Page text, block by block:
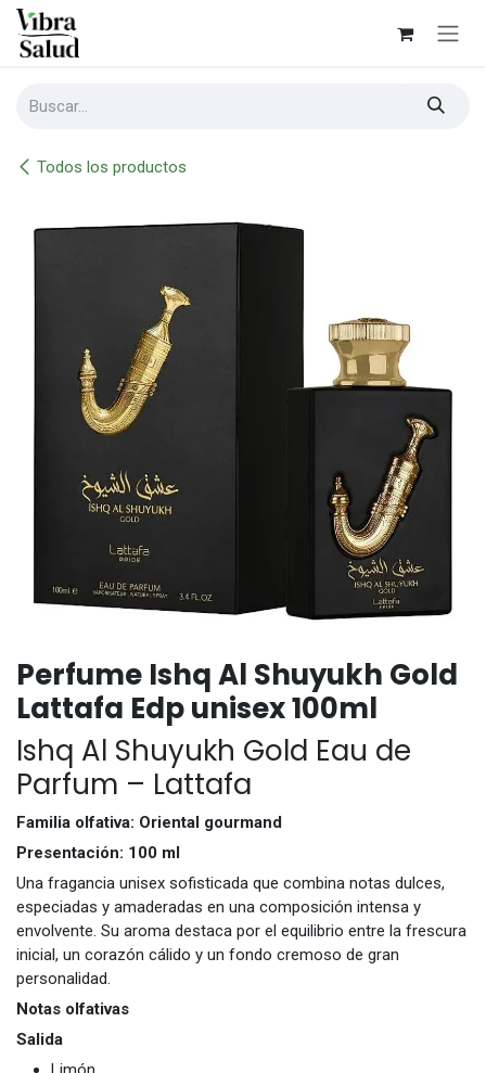
Ir al contenido
Todos los productos
Perfume Ishq Al Shuyukh Gold
Lattafa Edp unisex 100ml
Ishq Al Shuyukh Gold Eau de
Parfum – Lattafa
Familia olfativa: Oriental gourmand
Presentación: 100 ml
Una fragancia unisex sofisticada que combina notas dulces,
especiadas y amaderadas en una composición intensa y
envolvente. Su aroma destaca por el equilibrio entre la frescura
inicial, un corazón cálido y un fondo cremoso de gran
personalidad.
Notas olfativas
Salida